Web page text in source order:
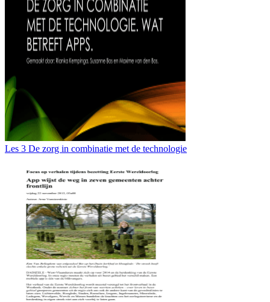
Les 3 De zorg in combinatie met de technologie